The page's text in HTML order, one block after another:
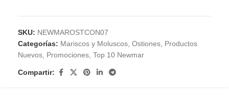
SKU: NEWMAROSTCON07
Categorías: Mariscos y Moluscos Ostiones Productos
Nuevos Promociones Top 10 Newmar
Compartir: